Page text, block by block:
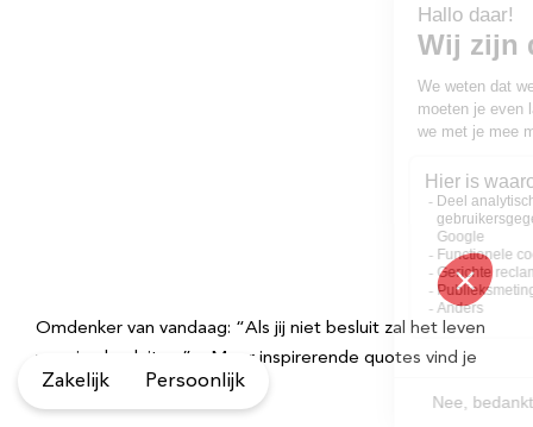
Omdenker van vandaag: “Als jij niet besluit zal het leven
voor jou besluiten.” – Meer inspirerende quotes vind je
op Omdenken.nl
Zakelijk Persoonlijk